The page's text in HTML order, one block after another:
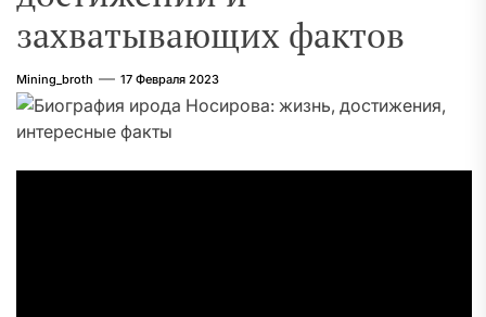
захватывающих фактов
Mining_broth 17 Февраля 2023